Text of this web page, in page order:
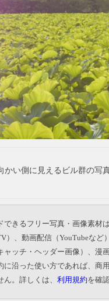
かい側に見えるビル群の写
きるフリー写真・画像素材は
）、動画配信（YouTubeな
ャッチ・ヘッダー画像）、漫
に沿った使い方であれば、
。詳しくは、 利用規約を確